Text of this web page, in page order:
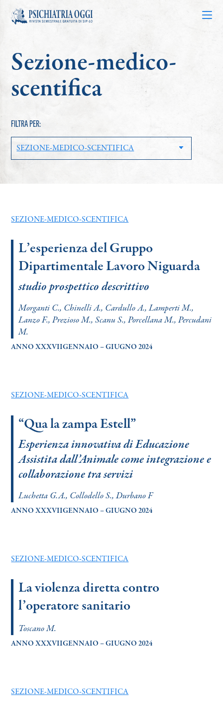
Articoli
Riviste
Bacheca
Chi siamo
Sezione-medico-
scentifica
FILTRA PER:
SEZIONE-MEDICO-SCENTIFICA
L’esperienza del Gruppo
Dipartimentale Lavoro Niguarda
studio prospettico descrittivo
Morganti C., Chinelli A., Cardullo A., Lamperti M.,
Lanzo F., Prezioso M., Scanu S., Porcellana M., Percudani
M.
ANNO XXXVIIGENNAIO – GIUGNO 2024
SEZIONE-MEDICO-SCENTIFICA
“Qua la zampa Estell”
Esperienza innovativa di Educazione
Assistita dall’Animale come integrazione e
collaborazione tra servizi
Luchetta G.A., Collodello S., Durbano F
ANNO XXXVIIGENNAIO – GIUGNO 2024
SEZIONE-MEDICO-SCENTIFICA
La violenza diretta contro
l’operatore sanitario
Toscano M.
ANNO XXXVIIGENNAIO – GIUGNO 2024
SEZIONE-MEDICO-SCENTIFICA